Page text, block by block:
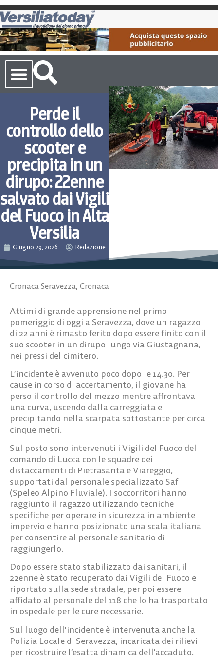
Perde il
controllo dello
scooter e
precipita in un
dirupo: 22enne
salvato dai Vigili
del Fuoco in Alta
Versilia
Giugno 29, 2026 Redazione
Cronaca Seravezza, Cronaca
Attimi di grande apprensione nel primo
pomeriggio di oggi a Seravezza, dove un ragazzo
di 22 anni è rimasto ferito dopo essere finito con il
suo scooter in un dirupo lungo via Giustagnana,
nei pressi del cimitero.
L’incidente è avvenuto poco dopo le 14.30. Per
cause in corso di accertamento, il giovane ha
perso il controllo del mezzo mentre affrontava
una curva, uscendo dalla carreggiata e
precipitando nella scarpata sottostante per circa
cinque metri.
Sul posto sono intervenuti i Vigili del Fuoco del
comando di Lucca con le squadre dei
distaccamenti di Pietrasanta e Viareggio,
supportati dal personale specializzato Saf
(Speleo Alpino Fluviale). I soccorritori hanno
raggiunto il ragazzo utilizzando tecniche
specifiche per operare in sicurezza in ambiente
impervio e hanno posizionato una scala italiana
per consentire al personale sanitario di
raggiungerlo.
Dopo essere stato stabilizzato dai sanitari, il
22enne è stato recuperato dai Vigili del Fuoco e
riportato sulla sede stradale, per poi essere
affidato al personale del 118 che lo ha trasportato
in ospedale per le cure necessarie.
Sul luogo dell’incidente è intervenuta anche la
Polizia Locale di Seravezza, incaricata dei rilievi
per ricostruire l’esatta dinamica dell’accaduto.